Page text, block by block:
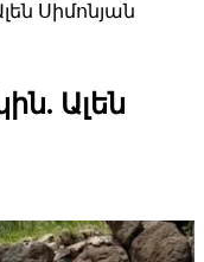
Սիմոնյան
Ալեն